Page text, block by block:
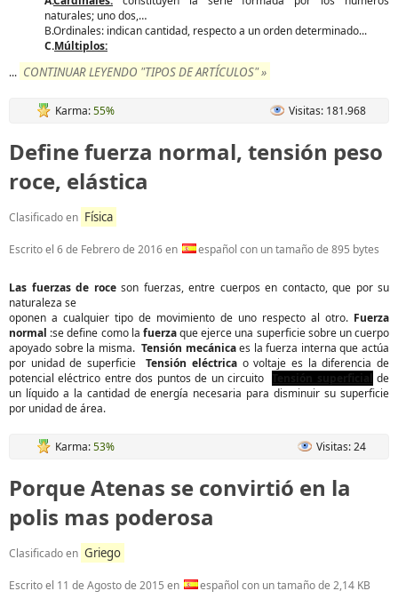
naturales; uno dos,…
B.Ordinales: indican cantidad, respecto a un orden determinado...
C.Múltiplos:
... CONTINUAR LEYENDO "TIPOS DE ARTÍCULOS" »
Karma:55% Visitas: 181.968
Define fuerza normal, tensión peso
roce, elástica
Clasificado en Física
Escrito el 6 de Febrero de 2016en español con un tamaño de 895 bytes
Las fuerzas de roceson fuerzas, entre cuerpos en contacto, que por su
naturaleza se
oponen a cualquier tipo de movimiento de uno respecto al otro. Fuerza
normal :se define como la fuerzaque ejerce una superficie sobre un cuerpo
apoyado sobre la misma. Tensión mecánicaes la fuerza interna que actúa
por unidad de superficieTensión eléctrica o voltaje es la diferencia de
potencial eléctrico entre dos puntos de un circuito
de
un líquido a la cantidad de energía necesaria para disminuir su superficie
por unidad de área.
Karma:53% Visitas: 24
Porque Atenas se convirtió en la
polis mas poderosa
Clasificado en Griego
Escrito el 11 de Agosto de 2015 en español con un tamaño de 2,14 KB